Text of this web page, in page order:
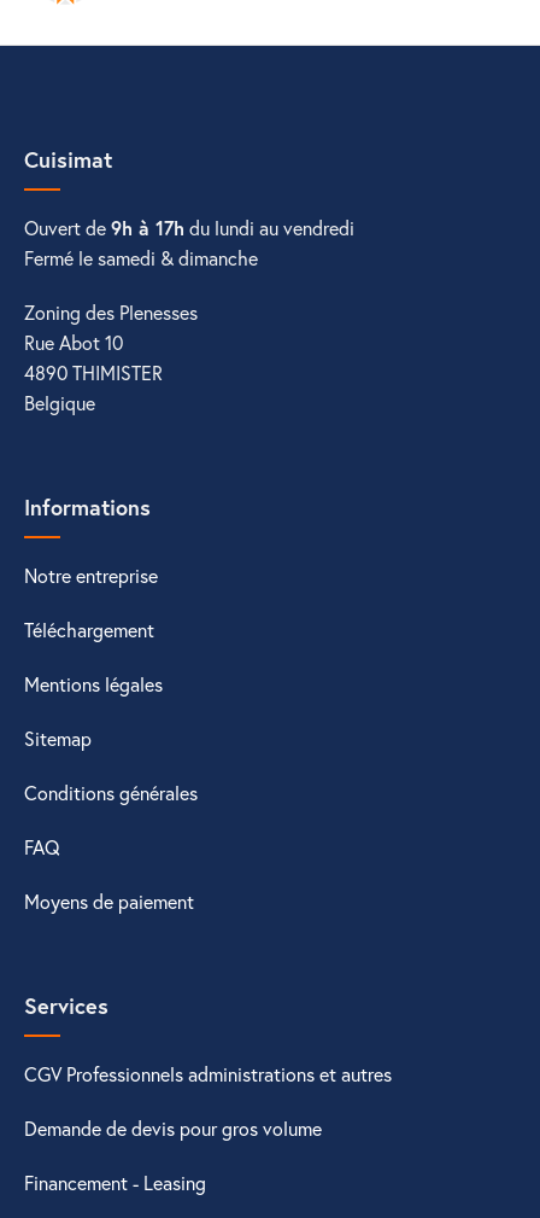
Cuisimat
Ouvert de9h à 17h du lundi au vendredi
Fermé le samedi & dimanche
Zoning des Plenesses
Rue Abot 10
4890 THIMISTER
Belgique
Informations
Notre entreprise
Téléchargement
Mentions légales
Sitemap
Conditions générales
FAQ
Moyens de paiement
Services
CGV Professionnels administrations et autres
Demande de devis pour gros volume
Financement - Leasing